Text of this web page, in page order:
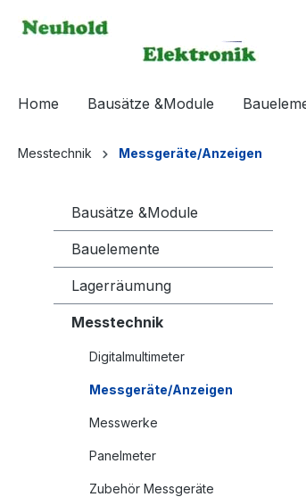
Zur Hauptnavigation springen
Home Bausätze &Module
Messtechnik Messgeräte/Anzeigen
Bausätze &Module
Bauelemente
Lagerräumung
Messtechnik
Digitalmultimeter
Messgeräte/Anzeigen
Messwerke
Panelmeter
Zubehör Messgeräte